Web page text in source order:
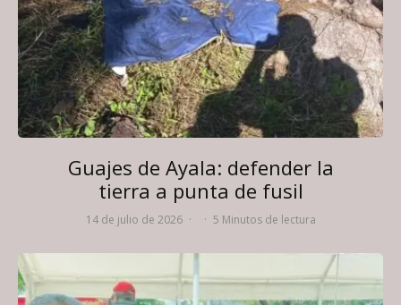
Guajes de Ayala: defender la
tierra a punta de fusil
14 de julio de 2026 · · 5 Minutos de lectura